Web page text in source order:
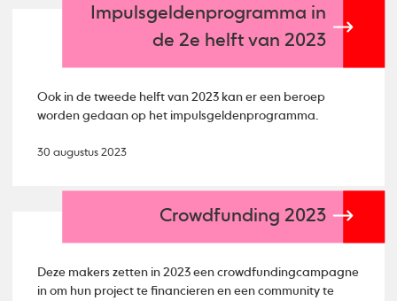
Impulsgeldenprogramma in
de 2e helft van 2023
Ook in de tweede helft van 2023 kan er een beroep
worden gedaan op het impulsgeldenprogramma.
30 augustus 2023
Crowdfunding 2023
Deze makers zetten in 2023 een crowdfundingcampagne
in om hun project te financieren en een community te